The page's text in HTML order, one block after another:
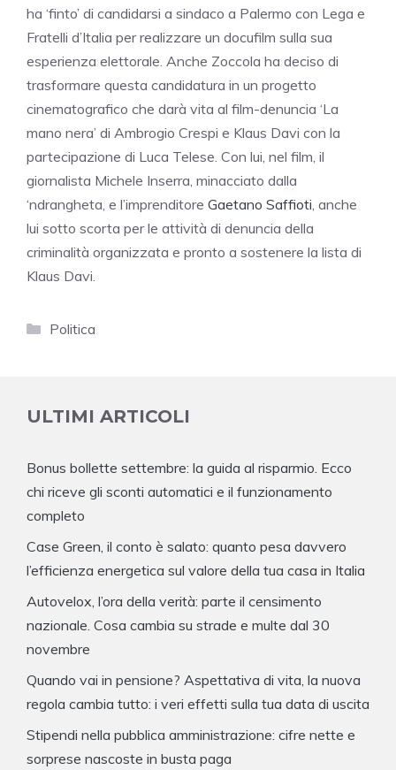
ha ‘finto’ di candidarsi a sindaco a Palermo con Lega e
Fratelli d’Italia per realizzare un docufilm sulla sua
esperienza elettorale. Anche Zoccola ha deciso di
trasformare questa candidatura in un progetto
cinematografico che darà vita al film-denuncia ‘La
mano nera’ di Ambrogio Crespi e Klaus Davi con la
partecipazione di Luca Telese. Con lui, nel film, il
giornalista Michele Inserra, minacciato dalla
‘ndrangheta, e l’imprenditore Gaetano Saffioti, anche
lui sotto scorta per le attività di denuncia della
criminalità organizzata e pronto a sostenere la lista di
Klaus Davi.
Categorie
Politica
ULTIMI ARTICOLI
Bonus bollette settembre: la guida al risparmio. Ecco
chi riceve gli sconti automatici e il funzionamento
completo
Case Green, il conto è salato: quanto pesa davvero
l’efficienza energetica sul valore della tua casa in Italia
Autovelox, l’ora della verità: parte il censimento
nazionale. Cosa cambia su strade e multe dal 30
novembre
Quando vai in pensione? Aspettativa di vita, la nuova
regola cambia tutto: i veri effetti sulla tua data di uscita
Stipendi nella pubblica amministrazione: cifre nette e
sorprese nascoste in busta paga